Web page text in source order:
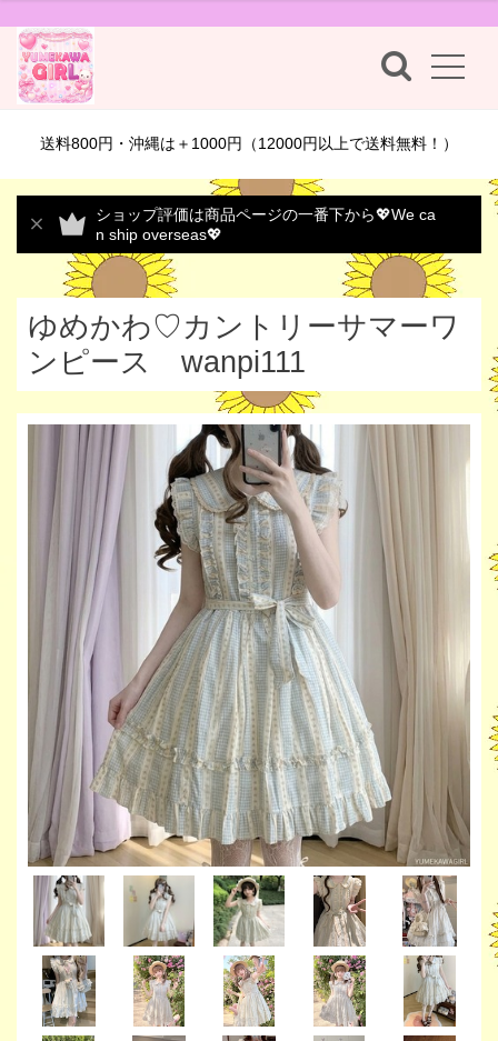
送料800円・沖縄は＋1000円（12000円以上で送料無料！）
ショップ評価は商品ページの一番下から💖We ca
n ship overseas💖
ゆめかわ♡カントリーサマーワ
ンピース wanpi111